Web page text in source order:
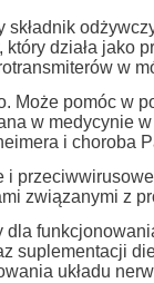
działa jako
w
Może pomóc w
w medycynie
i choroba
związanymi z
suplementacji
układu